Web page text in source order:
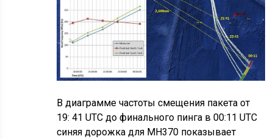
В диаграмме частоты смещения пакета от
19: 41 UTC до финального пинга в 00:11 UTC
синяя дорожка для MH370 показывает